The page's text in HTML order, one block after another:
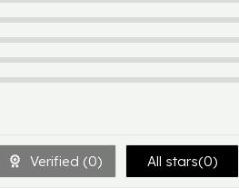
Verified (0) All stars(0)